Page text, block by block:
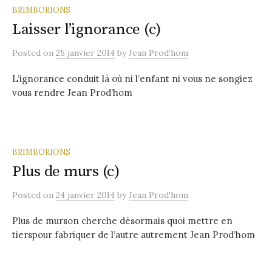
BRIMBORIONS
Laisser l’ignorance (c)
Posted on 25 janvier 2014 byJean Prod'hom
L’ignorance conduit là où ni l’enfant ni vous ne songiez
vous rendre Jean Prod’hom
BRIMBORIONS
Plus de murs (c)
Posted on 24 janvier 2014 byJean Prod'hom
Plus de murson cherche désormais quoi mettre en
tierspour fabriquer de l’autre autrement Jean Prod’hom